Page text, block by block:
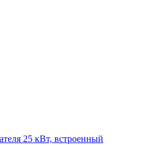
25 кВт, встроенный